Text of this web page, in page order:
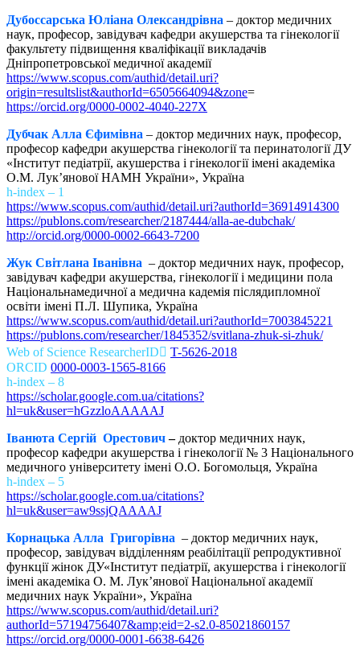
Дубоссарська Юліана Олександрівна – доктор медичних
наук, професор, завідувач кафедри акушерства та гінекології
факультету підвищення кваліфікації викладачів
Дніпропетровської медичної академії
https://www.scopus.com/authid/detail.uri?
origin=resultslist&authorId=6505664094&zone=
https://orcid.org/0000-0002-4040-227X
Дубчак Алла Єфимівна – доктор медичних наук, професор,
професор кафедри акушерства гінекології та перинатології ДУ
«Інститут педіатрії, акушерства і гінекології імені академіка
О.М. Лук’янової НАМН України», Україна
h-index – 1
https://www.scopus.com/authid/detail.uri?authorId=36914914300
https://publons.com/researcher/2187444/alla-ae-dubchak/
http://orcid.org/0000-0002-6643-7200
Жук Світлана Іванівна – доктор медичних наук, професор,
завідувач кафедри акушерства, гінекології і медицини пола
Національнамедичної а медична кадемія післядипломної
освіти імені П.Л. Шупика, Україна
https://www.scopus.com/authid/detail.uri?authorId=7003845221
https://publons.com/researcher/1845352/svitlana-zhuk-si-zhuk/
Web of Science ResearcherID T-5626-2018
ORCID 0000-0003-1565-8166
h-index – 8
https://scholar.google.com.ua/citations?
hl=uk&user=hGzzloAAAAAJ
Іванюта Сергій Орестович–доктор медичних наук,
професор кафедри акушерства і гінекології № 3 Національного
медичного університету імені О.О. Богомольця, Україна
h-index – 5
https://scholar.google.com.ua/citations?
hl=uk&user=aw9ssjQAAAAJ
Корнацька Алла Григорівна – доктор медичних наук,
професор, завідувач відділенням реабілітації репродуктивної
функції жінок ДУ«Інститут педіатрії, акушерства і гінекології
імені академіка О. М. Лук’янової Національної академії
медичних наук України», Україна
https://www.scopus.com/authid/detail.uri?
authorId=57194756407&amp;eid=2-s2.0-85021860157
https://orcid.org/0000-0001-6638-6426